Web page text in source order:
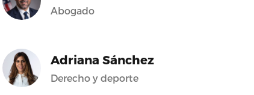
Abogado
Adriana Sánchez
Derecho y deporte